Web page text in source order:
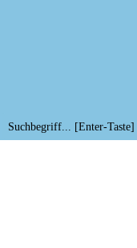
Suchbegriff... [Enter-Taste]